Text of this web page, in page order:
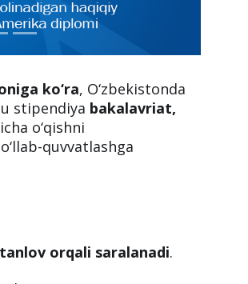
ko‘ra, O‘zbekistonda
stipendiya bakalavriat,
o‘qishni
quvvatlashga
orqali saralanadi.